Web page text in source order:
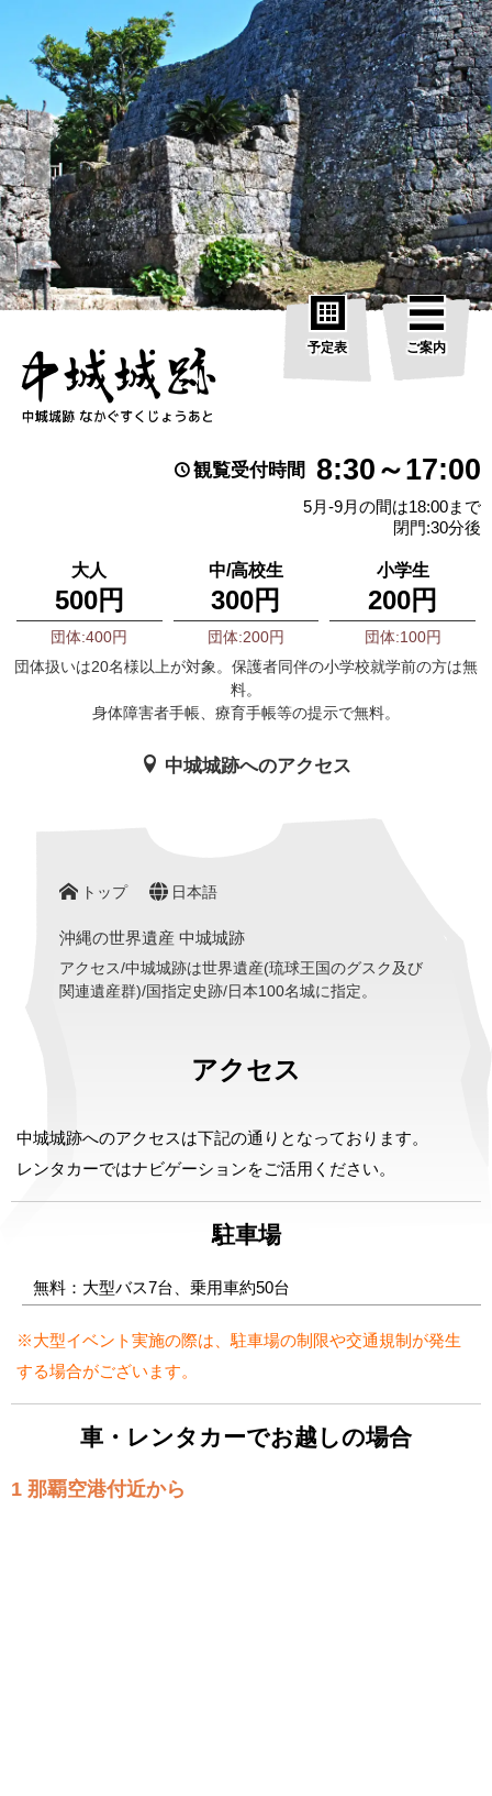
予定表 ご案内
観覧受付時間 8:30～17:00
5月-9月の間は18:00まで
閉門:30分後
大人
500円
団体:400円
中/高校生
300円
団体:200円
小学生
200円
団体:100円
団体扱いは20名様以上が対象。保護者同伴の小学校就学前の方は無
料。
身体障害者手帳、療育手帳等の提示で無料。
中城城跡へのアクセス
トップ 日本語
沖縄の世界遺産 中城城跡
アクセス/中城城跡は世界遺産(琉球王国のグスク及び
関連遺産群)/国指定史跡/日本100名城に指定。
アクセス
中城城跡へのアクセスは下記の通りとなっております。
レンタカーではナビゲーションをご活用ください。
駐車場
無料：大型バス7台、乗用車約50台
※大型イベント実施の際は、駐車場の制限や交通規制が発生
する場合がございます。
車・レンタカーでお越しの場合
1 那覇空港付近から